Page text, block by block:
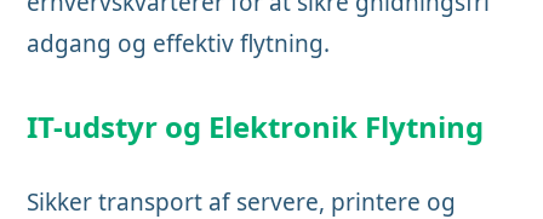
adgang og effektiv flytning.
IT-udstyr og Elektronik Flytning
Sikker transport af servere, printere og